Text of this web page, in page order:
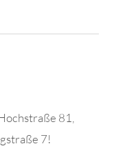
81,
7!